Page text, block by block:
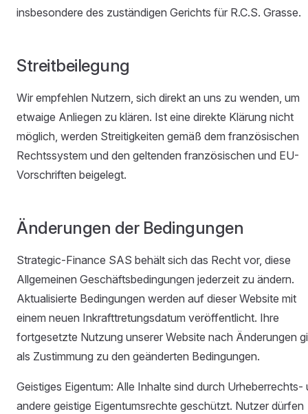
insbesondere des zuständigen Gerichts für R.C.S. Grasse.
Streitbeilegung
Wir empfehlen Nutzern, sich direkt an uns zu wenden, um
etwaige Anliegen zu klären. Ist eine direkte Klärung nicht
möglich, werden Streitigkeiten gemäß dem französischen
Rechtssystem und den geltenden französischen und EU-
Vorschriften beigelegt.
Änderungen der Bedingungen
Strategic-Finance SAS behält sich das Recht vor, diese
Allgemeinen Geschäftsbedingungen jederzeit zu ändern.
Aktualisierte Bedingungen werden auf dieser Website mit
einem neuen Inkrafttretungsdatum veröffentlicht. Ihre
fortgesetzte Nutzung unserer Website nach Änderungen
als Zustimmung zu den geänderten Bedingungen.
Geistiges Eigentum: Alle Inhalte sind durch Urheberrechts-
andere geistige Eigentumsrechte geschützt. Nutzer dürfen